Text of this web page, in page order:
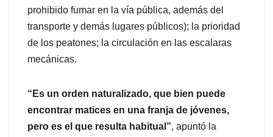
prohibido fumar en la vía pública, además del
transporte y demás lugares públicos); la prioridad
de los peatones; la circulación en las escalaras
mecánicas.
“Es un orden naturalizado, que bien puede
encontrar matices en una franja de jóvenes,
pero es el que resulta habitual”, apuntó la